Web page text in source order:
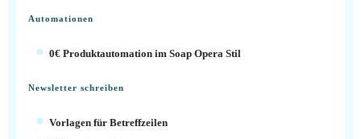
Automationen
0€ Produktautomation im Soap Opera Stil
Newsletter schreiben
Vorlagen für Betreffzeilen